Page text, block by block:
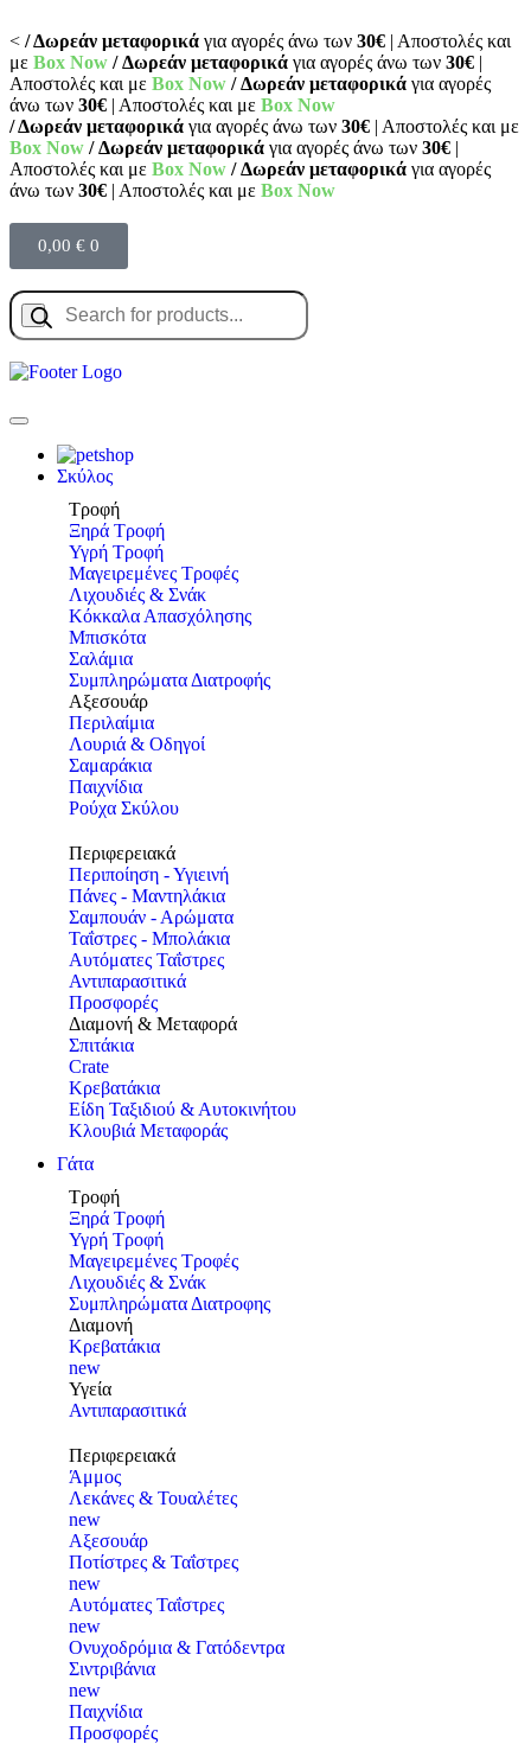
< / Δωρεάν μεταφορικά για αγορές άνω των 30€ | Αποστολές και
με Box Now / Δωρεάν μεταφορικά για αγορές άνω των 30€ |
Αποστολές και με Box Now / Δωρεάν μεταφορικά για αγορές
άνω των 30€ | Αποστολές και με Box Now
/ Δωρεάν μεταφορικά για αγορές άνω των 30€ | Αποστολές και με
Box Now / Δωρεάν μεταφορικά για αγορές άνω των 30€ |
Αποστολές και με Box Now / Δωρεάν μεταφορικά για αγορές
άνω των 30€ | Αποστολές και με Box Now
0,00 € 0
Σκύλος
Τροφή
Ξηρά Τροφή
Υγρή Τροφή
Μαγειρεμένες Τροφές
Λιχουδιές & Σνάκ
Κόκκαλα Απασχόλησης
Μπισκότα
Σαλάμια
Συμπληρώματα Διατροφής
Αξεσουάρ
Περιλαίμια
Λουριά & Οδηγοί
Σαμαράκια
Παιχνίδια
Ρούχα Σκύλου
Περιφερειακά
Περιποίηση - Υγιεινή
Πάνες - Μαντηλάκια
Σαμπουάν - Αρώματα
Ταΐστρες - Μπολάκια
Αυτόματες Ταΐστρες
Αντιπαρασιτικά
Προσφορές
Διαμονή & Μεταφορά
Σπιτάκια
Crate
Κρεβατάκια
Είδη Ταξιδιού & Αυτοκινήτου
Κλουβιά Μεταφοράς
Γάτα
Τροφή
Ξηρά Τροφή
Υγρή Τροφή
Μαγειρεμένες Τροφές
Λιχουδιές & Σνάκ
Συμπληρώματα Διατροφης
Διαμονή
Κρεβατάκια
new
Υγεία
Αντιπαρασιτικά
Περιφερειακά
Άμμος
Λεκάνες & Τουαλέτες
new
Αξεσουάρ
Ποτίστρες & Ταΐστρες
new
Αυτόματες Ταΐστρες
new
Ονυχοδρόμια & Γατόδεντρα
Σιντριβάνια
new
Παιχνίδια
Προσφορές